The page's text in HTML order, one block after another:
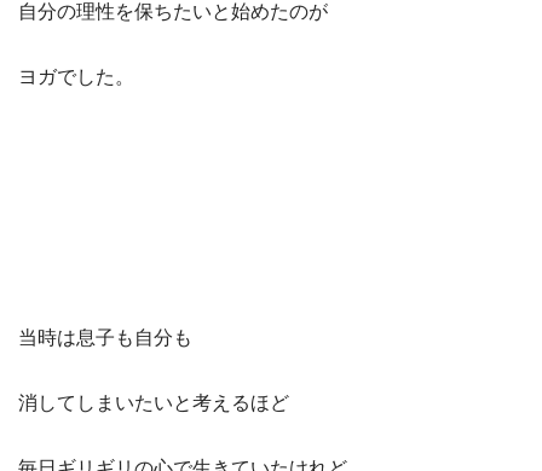
自分の理性を保ちたいと始めたのが
ヨガでした。
当時は息子も自分も
消してしまいたいと考えるほど